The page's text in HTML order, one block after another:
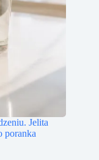
Jelita
poranka